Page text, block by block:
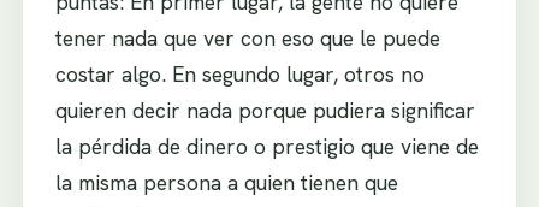
tener nada que ver con eso que le puede
costar algo. En segundo lugar, otros no
quieren decir nada porque pudiera significar
la pérdida de dinero o prestigio que viene de
la misma persona a quien tienen que